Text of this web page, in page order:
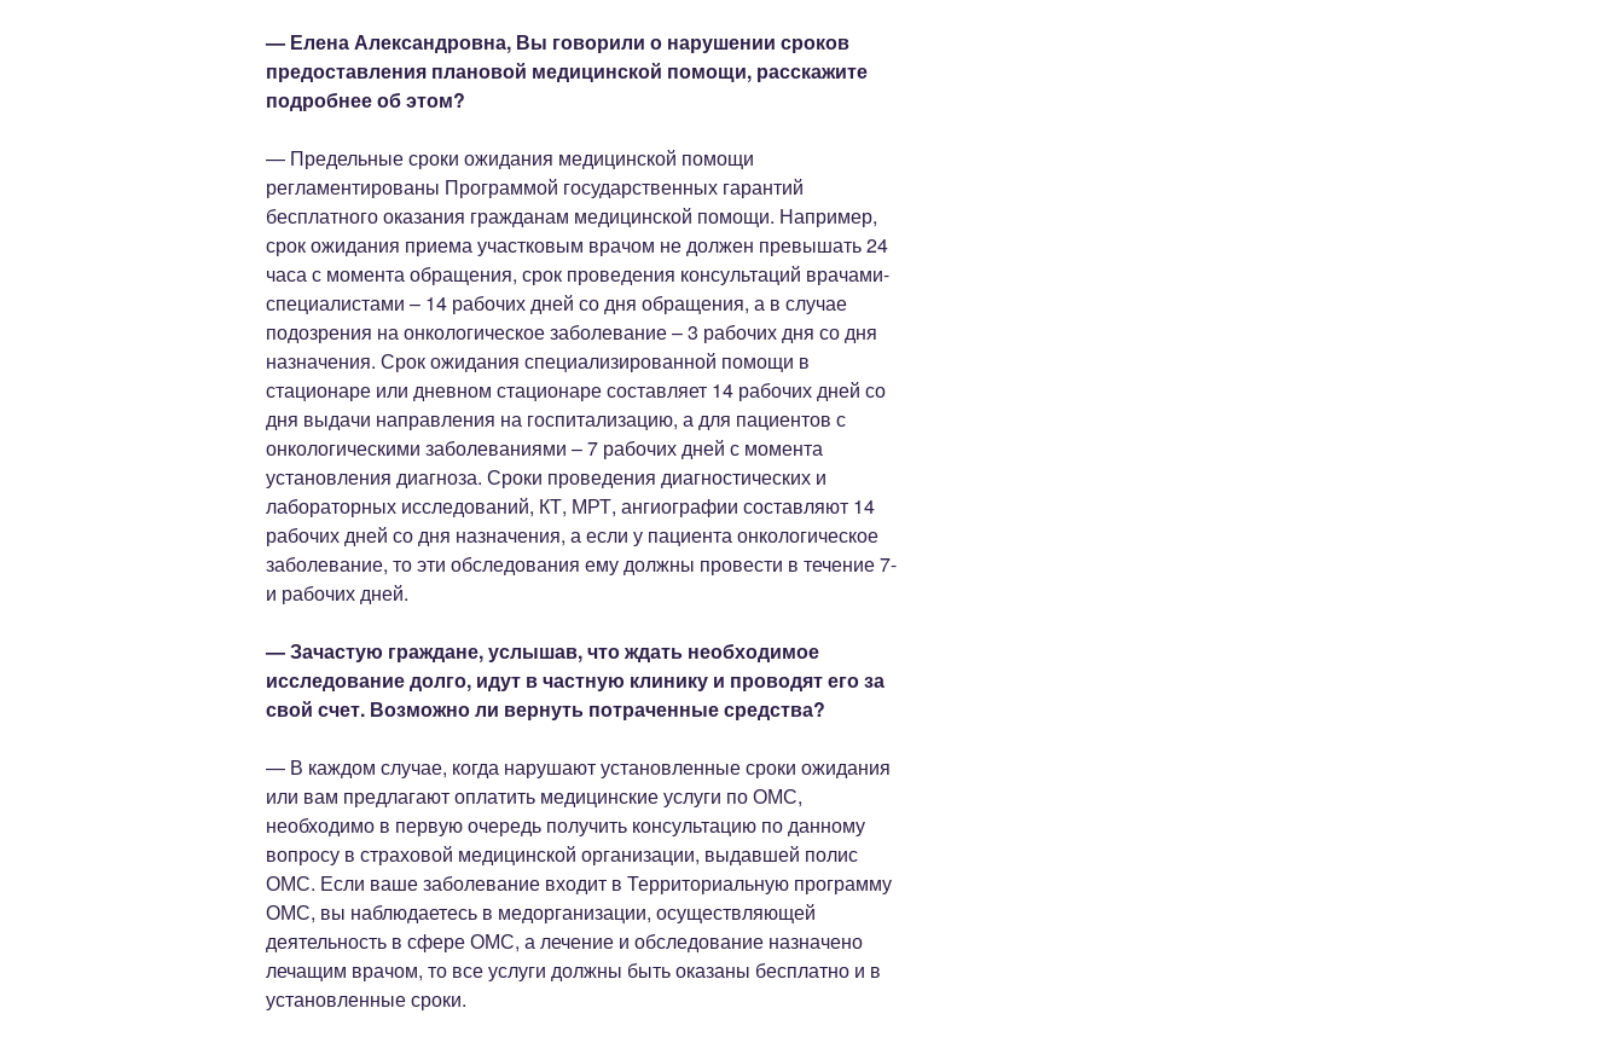
— Елена Александровна, Вы говорили о нарушении сроков
предоставления плановой медицинской помощи, расскажите
подробнее об этом?
— Предельные сроки ожидания медицинской помощи
регламентированы Программой государственных гарантий
бесплатного оказания гражданам медицинской помощи. Например,
срок ожидания приема участковым врачом не должен превышать 24
часа с момента обращения, срок проведения консультаций врачами-
специалистами – 14 рабочих дней со дня обращения, а в случае
подозрения на онкологическое заболевание – 3 рабочих дня со дня
назначения. Срок ожидания специализированной помощи в
стационаре или дневном стационаре составляет 14 рабочих дней со
дня выдачи направления на госпитализацию, а для пациентов с
онкологическими заболеваниями – 7 рабочих дней с момента
установления диагноза. Сроки проведения диагностических и
лабораторных исследований, КТ, МРТ, ангиографии составляют 14
рабочих дней со дня назначения, а если у пациента онкологическое
заболевание, то эти обследования ему должны провести в течение 7-
и рабочих дней.
— Зачастую граждане, услышав, что ждать необходимое
исследование долго, идут в частную клинику и проводят его за
свой счет. Возможно ли вернуть потраченные средства?
— В каждом случае, когда нарушают установленные сроки ожидания
или вам предлагают оплатить медицинские услуги по ОМС,
необходимо в первую очередь получить консультацию по данному
вопросу в страховой медицинской организации, выдавшей полис
ОМС. Если ваше заболевание входит в Территориальную программу
ОМС, вы наблюдаетесь в медорганизации, осуществляющей
деятельность в сфере ОМС, а лечение и обследование назначено
лечащим врачом, то все услуги должны быть оказаны бесплатно и в
установленные сроки.